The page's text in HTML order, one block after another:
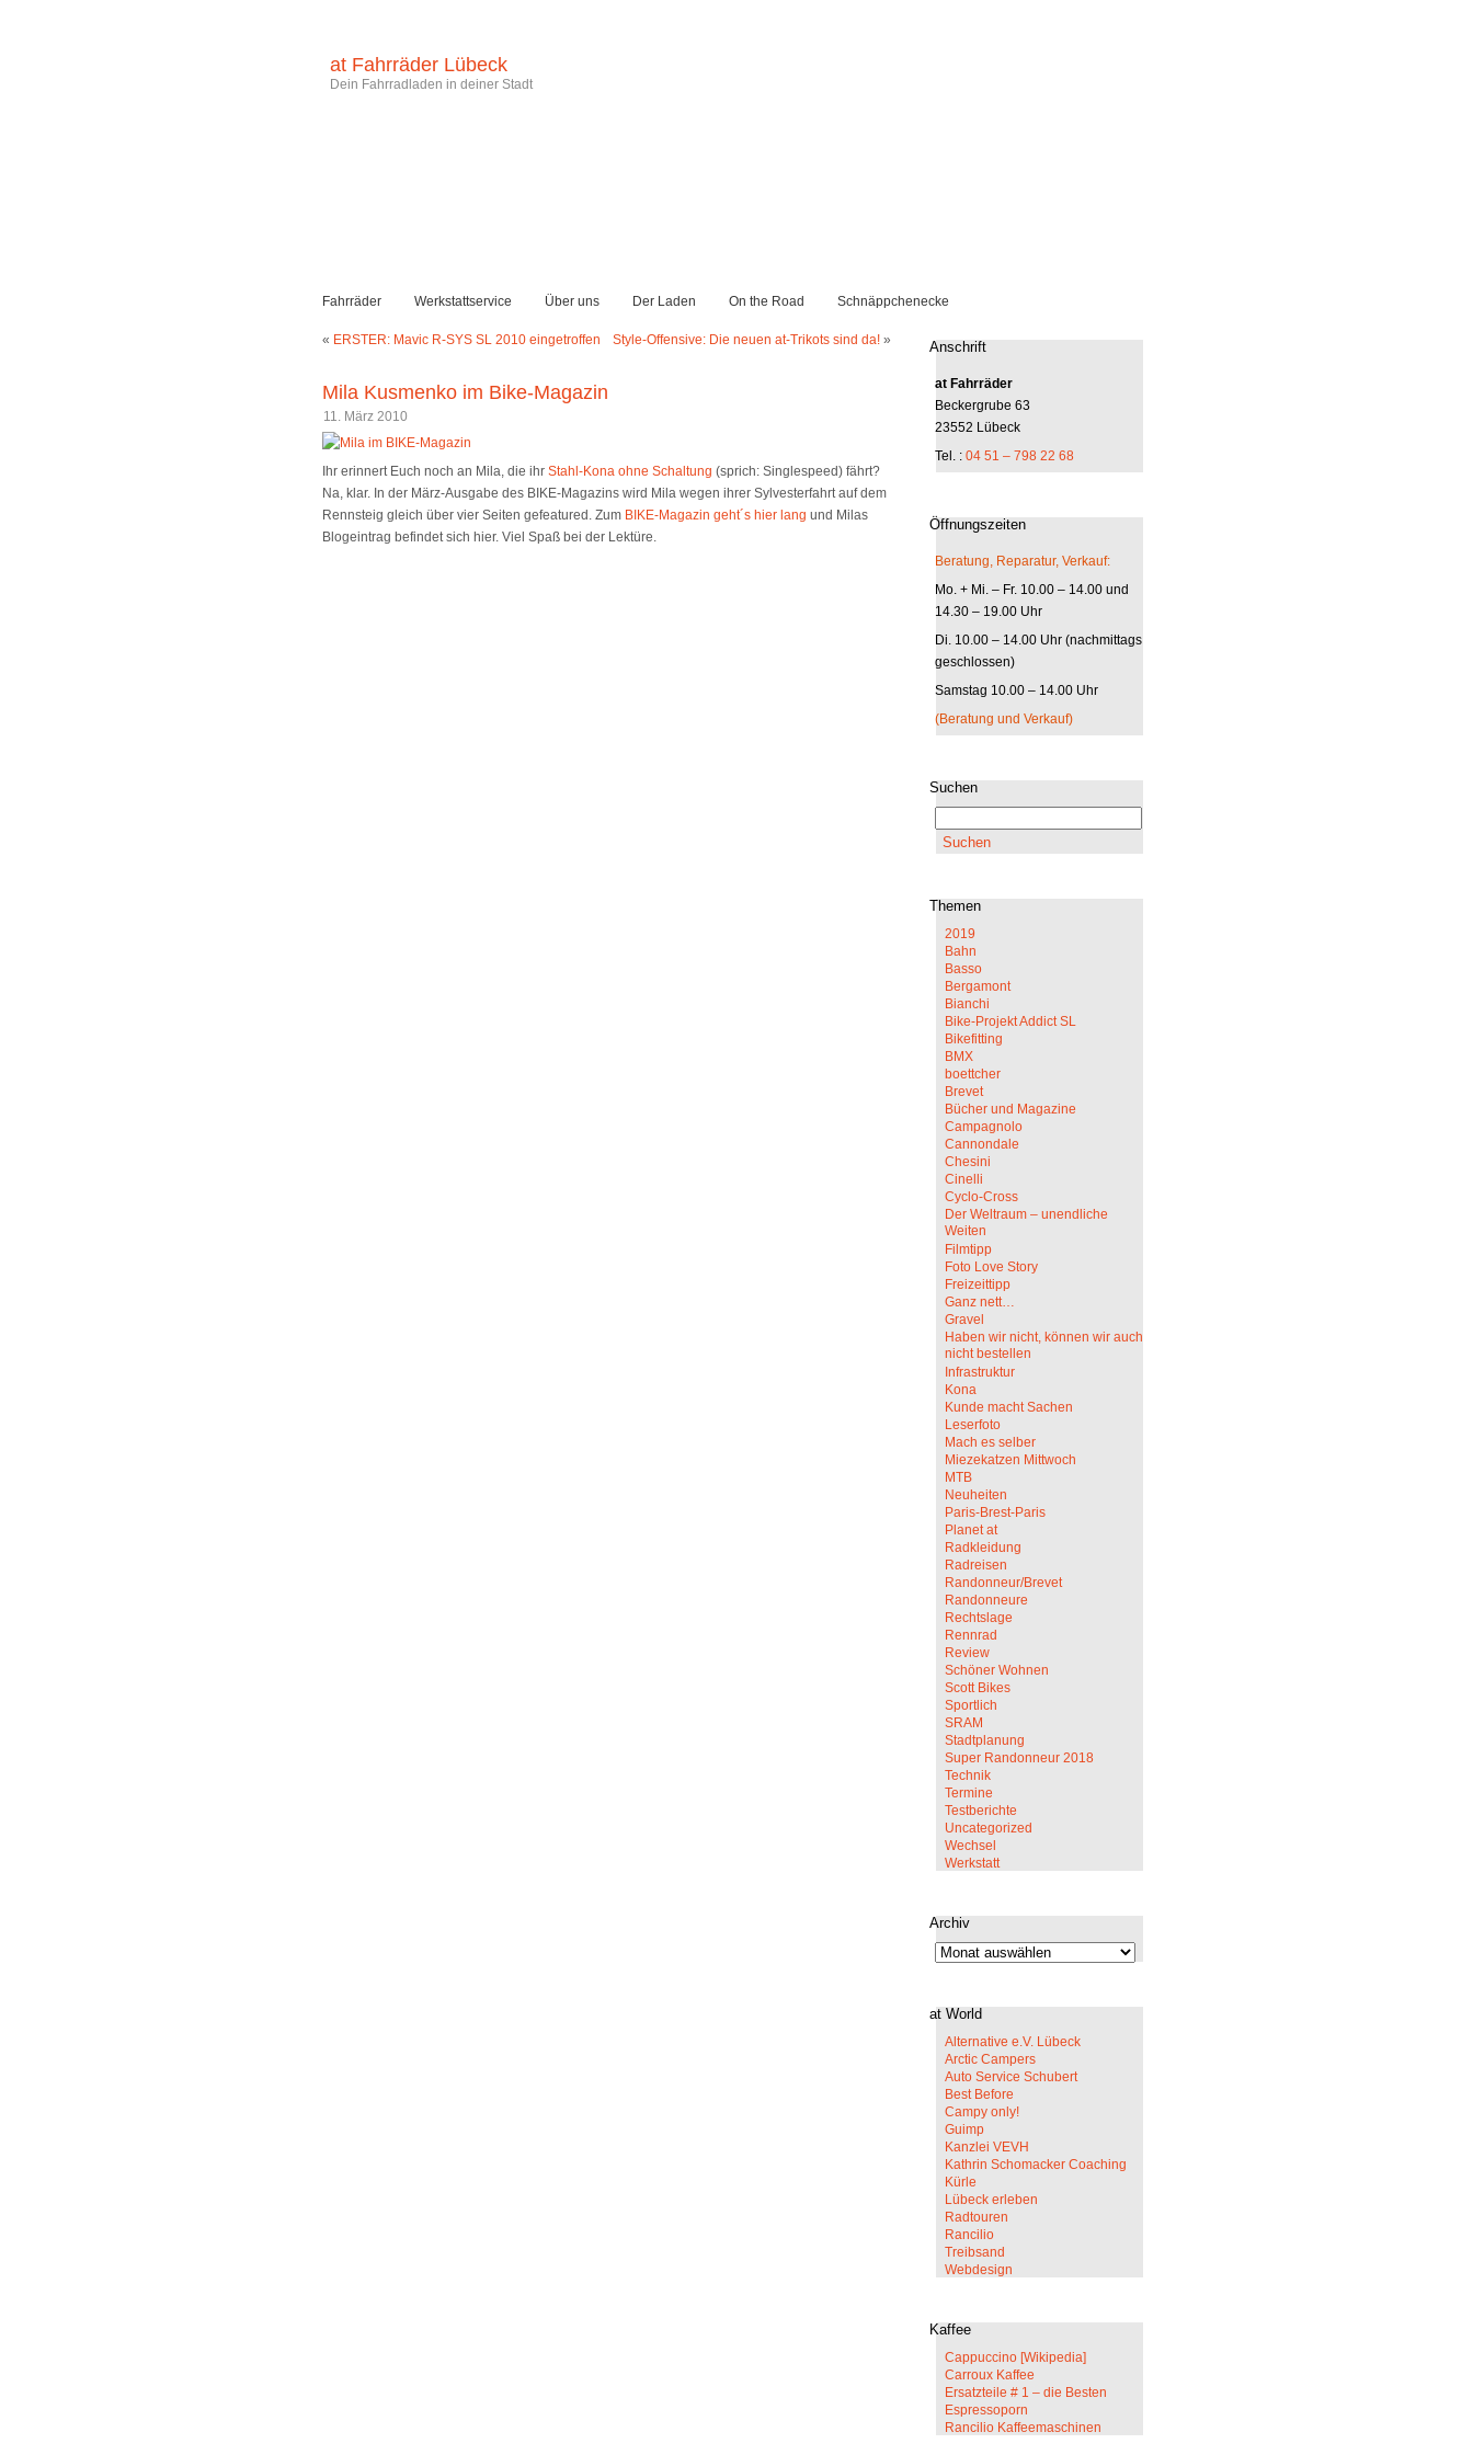
at Fahrräder Lübeck
Dein Fahrradladen in deiner Stadt
Fahrräder Werkstattservice Über uns Der Laden On the Road Schnäppchenecke
« ERSTER: Mavic R-SYS SL 2010 eingetroffen Style-Offensive: Die neuen at-Trikots sind da! »
Mila Kusmenko im Bike-Magazin
11. März 2010
Ihr erinnert Euch noch an Mila, die ihr Stahl-Kona ohne Schaltung (sprich: Singlespeed) fährt?
Na, klar. In der März-Ausgabe des BIKE-Magazins wird Mila wegen ihrer Sylvesterfahrt auf dem
Rennsteig gleich über vier Seiten gefeatured. Zum BIKE-Magazin geht´s hier lang und Milas
Blogeintrag befindet sich hier. Viel Spaß bei der Lektüre.
Anschrift
at Fahrräder
Beckergrube 63
23552 Lübeck
Tel. : 04 51 – 798 22 68
Öffnungszeiten
Beratung, Reparatur, Verkauf:
Mo. + Mi. – Fr. 10.00 – 14.00 und
14.30 – 19.00 Uhr
Di. 10.00 – 14.00 Uhr (nachmittags
geschlossen)
Samstag 10.00 – 14.00 Uhr
(Beratung und Verkauf)
Suchen
Themen
2019
Bahn
Basso
Bergamont
Bianchi
Bike-Projekt Addict SL
Bikefitting
BMX
boettcher
Brevet
Bücher und Magazine
Campagnolo
Cannondale
Chesini
Cinelli
Cyclo-Cross
Der Weltraum – unendliche
Weiten
Filmtipp
Foto Love Story
Freizeittipp
Ganz nett…
Gravel
Haben wir nicht, können wir auch
nicht bestellen
Infrastruktur
Kona
Kunde macht Sachen
Leserfoto
Mach es selber
Miezekatzen Mittwoch
MTB
Neuheiten
Paris-Brest-Paris
Planet at
Radkleidung
Radreisen
Randonneur/Brevet
Randonneure
Rechtslage
Rennrad
Review
Schöner Wohnen
Scott Bikes
Sportlich
SRAM
Stadtplanung
Super Randonneur 2018
Technik
Termine
Testberichte
Uncategorized
Wechsel
Werkstatt
Archiv
Archiv
at World
Alternative e.V. Lübeck
Arctic Campers
Auto Service Schubert
Best Before
Campy only!
Guimp
Kanzlei VEVH
Kathrin Schomacker Coaching
Kürle
Lübeck erleben
Radtouren
Rancilio
Treibsand
Webdesign
Kaffee
Cappuccino [Wikipedia]
Carroux Kaffee
Ersatzteile # 1 – die Besten
Espressoporn
Rancilio Kaffeemaschinen